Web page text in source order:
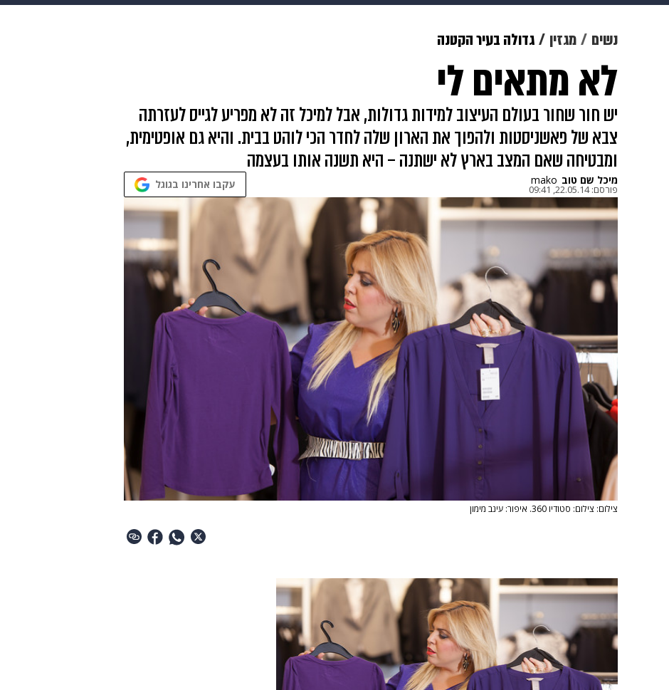
מוזיקה תרבות
דיגיטל גאווה
נשים מגזין גדולה בעיר הקטנה
לא מתאים לי
יש חור שחור בעולם העיצוב למידות גדולות, אבל למיכל זה לא מפריע לגייס לעזרתה
צבא של פאשניסטות ולהפוך את הארון שלה לחדר הכי לוהט בבית. והיא גם אופטימית,
ומבטיחה שאם המצב בארץ לא ישתנה – היא תשנה אותו בעצמה
מיכל שם טוב mako
פורסם:22.05.14, 09:41 עקבו אחרינו בגוגל
צילום: צילום: סטודיו 360. איפור: עינב מימון